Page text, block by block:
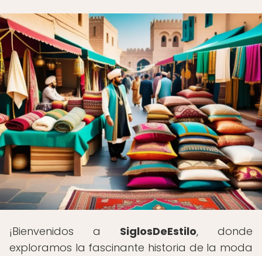
¡Bienvenidos a SiglosDeEstilo, donde
exploramos la fascinante historia de la moda